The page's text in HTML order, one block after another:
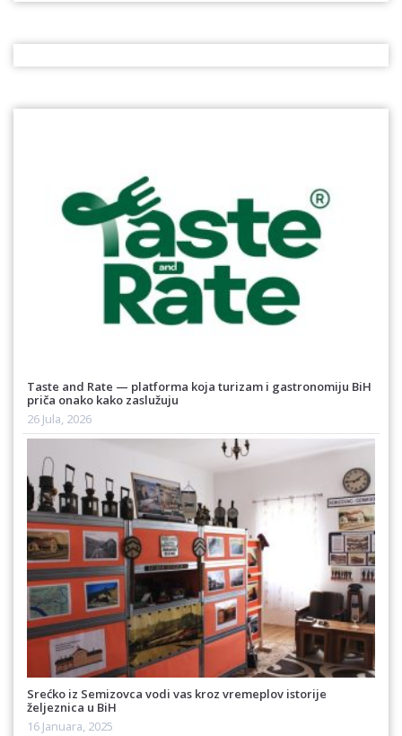
Taste and Rate — platforma koja turizam i gastronomiju BiH
priča onako kako zaslužuju
26 Jula, 2026
Srećko iz Semizovca vodi vas kroz vremeplov istorije
željeznica u BiH
16 Januara, 2025